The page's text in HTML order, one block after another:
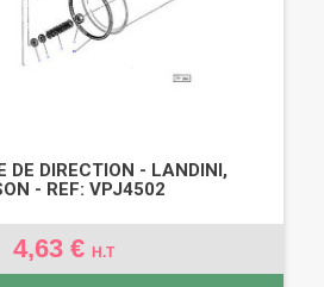
DE DIRECTION - LANDINI,
- REF: VPJ4502
4,63 € H.T